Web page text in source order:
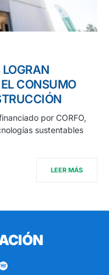
CONSUMO
por CORFO,
sustentables
LEER MÁS